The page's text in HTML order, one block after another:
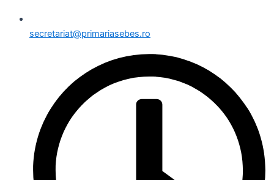
secretariat@primariasebes.ro